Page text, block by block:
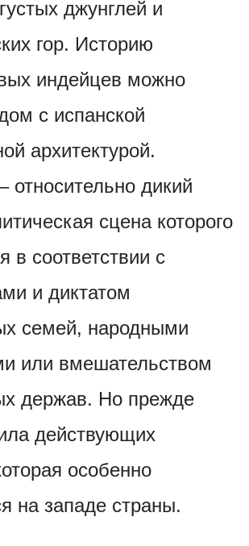
джунглей и
гор. Историю
индейцев можно
с испанской
архитектурой.
относительно дикий
сцена которого
в соответствии с
и диктатом
семей, народными
или вмешательством
держав. Но прежде
действующих
особенно
на западе страны.